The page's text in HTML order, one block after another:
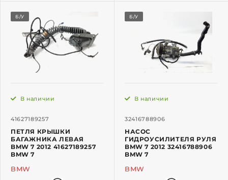
Б/У
41627189257
В наличии
ПЕТЛЯ КРЫШКИ
БАГАЖНИКА ЛЕВАЯ
BMW 7 2012 41627189257
BMW 7
BMW
Б/У
32416788906
В наличии
НАСОС
ГИДРОУСИЛИТЕЛЯ РУЛЯ
BMW 7 2012 32416788906
BMW 7
BMW